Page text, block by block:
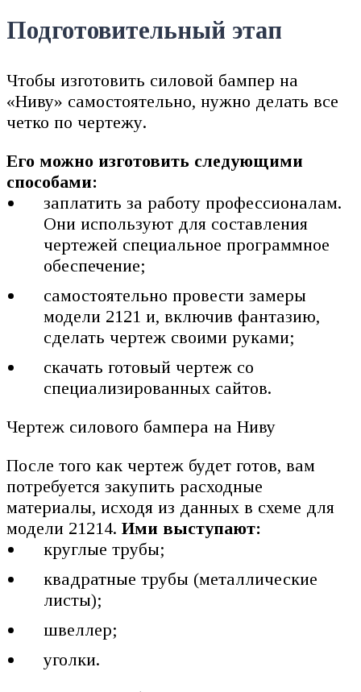
Подготовительный этап
Чтобы изготовить силовой бампер на
«Ниву» самостоятельно, нужно делать все
четко по чертежу.
Его можно изготовить следующими
способами:
заплатить за работу профессионалам.
Они используют для составления
чертежей специальное программное
обеспечение;
самостоятельно провести замеры
модели 2121 и, включив фантазию,
сделать чертеж своими руками;
скачать готовый чертеж со
специализированных сайтов.
Чертеж силового бампера на Ниву
После того как чертеж будет готов, вам
потребуется закупить расходные
материалы, исходя из данных в схеме для
модели 21214. Ими выступают:
круглые трубы;
квадратные трубы (металлические
листы);
швеллер;
уголки.